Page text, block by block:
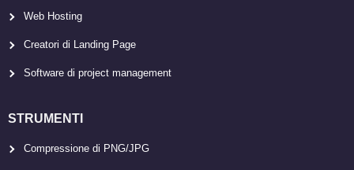
Web Hosting
Creatori di Landing Page
Software di project management
STRUMENTI
Compressione di PNG/JPG